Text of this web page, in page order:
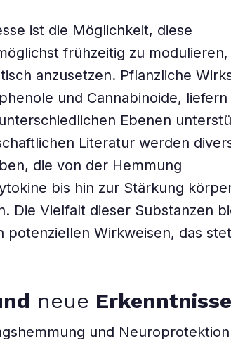
ist die Möglichkeit, diese
frühzeitig zu
anzusetzen. Pflanzliche
und Cannabinoide, liefern
Ebenen
Literatur werden
die von der Hemmung
bis hin zur Stärkung
Die Vielfalt dieser Substanzen
potenziellen Wirkweisen, das
neue Erkenntnisse
und